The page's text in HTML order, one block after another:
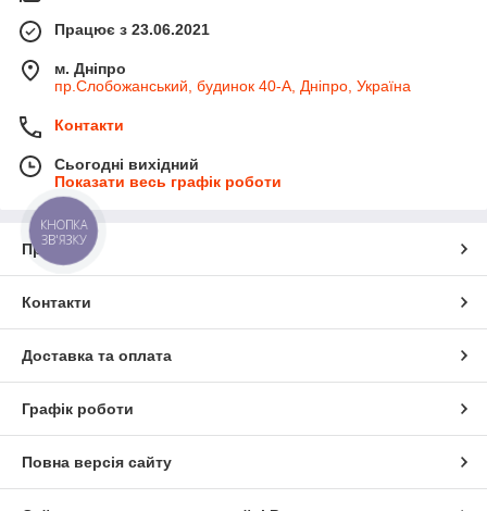
Працює з 23.06.2021
м. Дніпро
пр.Слобожанський, будинок 40-А, Дніпро, Україна
Контакти
Сьогодні вихідний
Показати весь графік роботи
Про нас
Контакти
Доставка та оплата
Графік роботи
Повна версія сайту
КНОПКА
ЗВ'ЯЗКУ